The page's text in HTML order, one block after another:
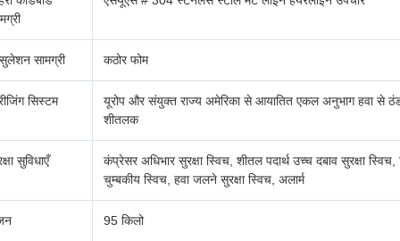
सामग्री कठोर फोम
सिस्टम
यूरोप और संयुक्त राज्य अमेरिका से आयातित एकल अनुभाग हवा से
शीतलक
सुविधाएँ
कंप्रेसर अधिभार सुरक्षा स्विच, शीतल पदार्थ उच्च दबाव सुरक्षा स्विच,
चुम्बकीय स्विच, हवा जलने सुरक्षा स्विच, अलार्म
95 किलो